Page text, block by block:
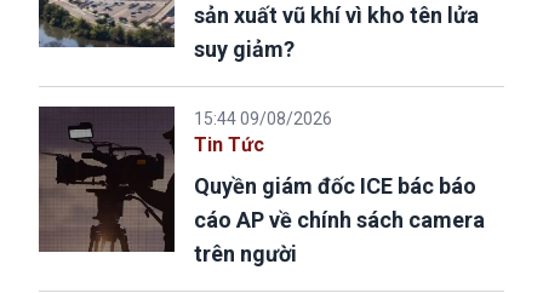
sản xuất vũ khí vì kho tên lửa
suy giảm?
15:44 09/08/2026
Tin Tức
Quyền giám đốc ICE bác báo
cáo AP về chính sách camera
trên người